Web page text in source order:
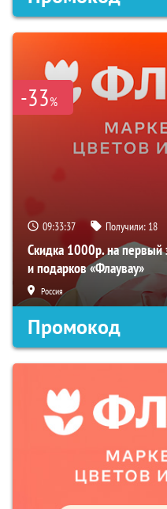
-33%
09:33:36 Получили: 18
Скидка 1000р. на первый
и подарков «Флаувау»
Россия
Промокод